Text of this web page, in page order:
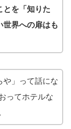
とを「知りた
世界への扉はも
や」って話にな
ってホテルな